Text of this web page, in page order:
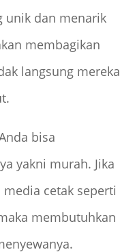
unik dan menarik
membagikan
langsung mereka
bisa
yakni murah. Jika
cetak seperti
membutuhkan